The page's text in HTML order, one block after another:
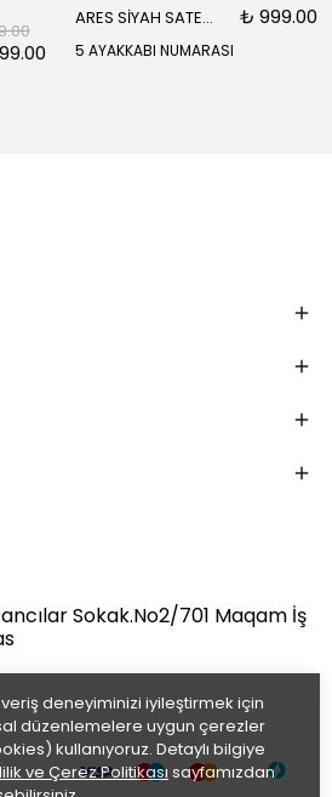
deneyiminizi iyileştirmek için
düzenlemelere uygun çerezler
kullanıyoruz. Detaylı bilgiye
ve Çerez Politikası sayfamızdan
ARES SİYAH SATEN ÖNÜ SARI SİYAH DETAYLI BİLEK BAĞLI KADIN TOPUKLU AYAKKABI ₺ 999.00
5 AYAKKABI NUMARASI
Sokak.No2/701 Maqam İş